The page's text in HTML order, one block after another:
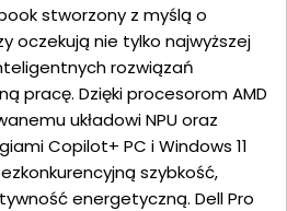
stworzony z myślą o
oczekują nie tylko najwyższej
rozwiązań
pracę. Dzięki procesorom AMD
układowi NPU oraz
Copilot+ PC i Windows 11
szybkość,
energetyczną. Dell Pro